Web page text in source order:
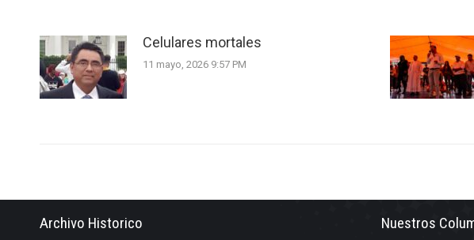
Celulares mortales
11 mayo, 2026 9:57 PM
Archivo Historico Nuestros